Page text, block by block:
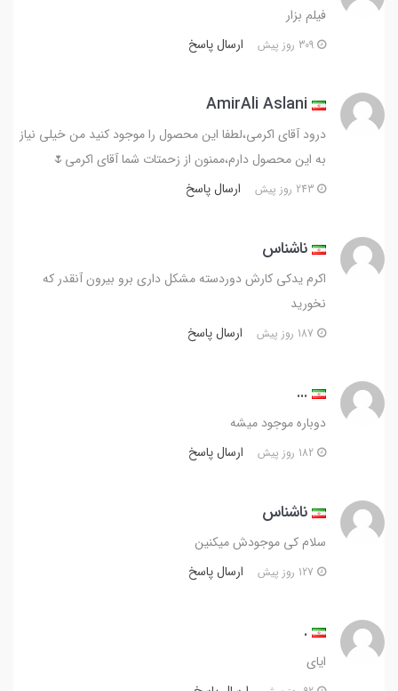
فیلم بزار
ارسال پاسخ
AmirAli Aslani
درود آقای اکرمی،لطفا این محصول را موجود کنید من خیلی نیاز
به این محصول دارم،ممنون از زحمتات شما آقای اکرمی🌷
ارسال پاسخ
ناشناس
اکرم یدکی کارش دوردسته مشکل داری برو بیرون آنقدر که
نخورید
ارسال پاسخ
...
دوباره موجود میشه
ارسال پاسخ
ناشناس
سلام کی موجودش میکنین
ارسال پاسخ
.
ایای